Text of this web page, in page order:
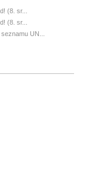
(8. sr...
(8. sr...
UN...